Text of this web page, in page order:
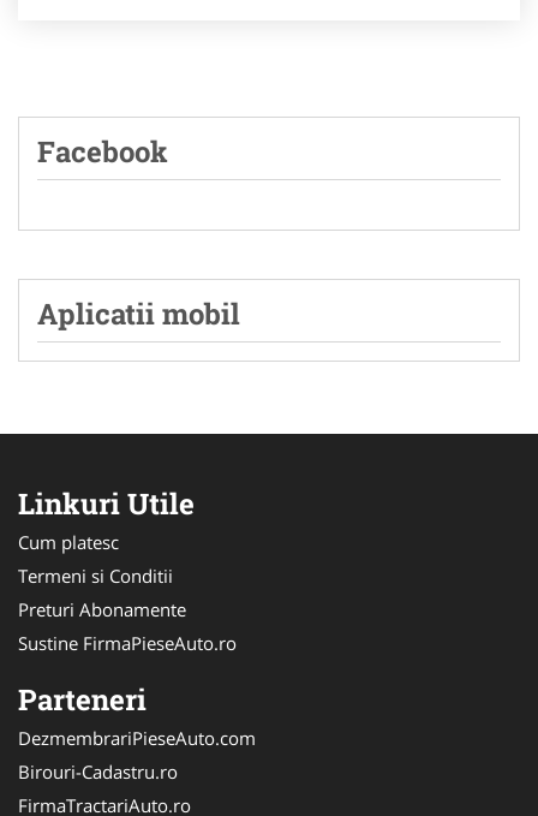
Facebook
Aplicatii mobil
Linkuri Utile
Cum platesc
Termeni si Conditii
Preturi Abonamente
Sustine FirmaPieseAuto.ro
Parteneri
DezmembrariPieseAuto.com
Birouri-Cadastru.ro
FirmaTractariAuto.ro